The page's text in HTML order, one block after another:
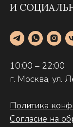
И
10:00 – 22:00
г. Москва, ул.
Политика
Согласие на